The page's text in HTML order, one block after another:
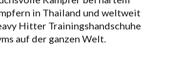
in Thailand und weltweit
Hitter Trainingshandschuhe
auf der ganzen Welt.